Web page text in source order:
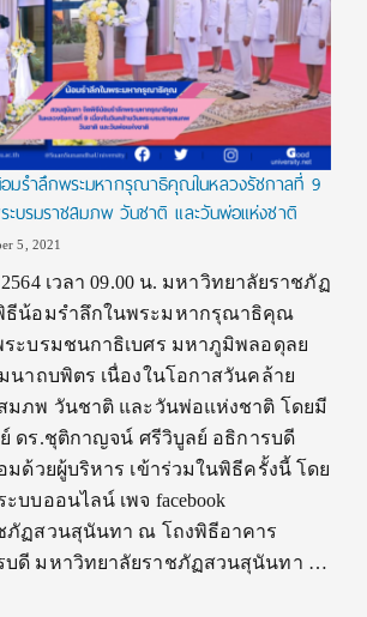
มรำลึกพระมหากรุณาธิคุณในหลวงรัชกาลที่ 9
ะบรมราชสมภพ วันชาติ และวันพ่อแห่งชาติ
5, 2021
เวลา 09.00 น. มหาวิทยาลัยราชภัฏ
ธีน้อมรำลึกในพระมหากรุณาธิคุณ
ระบรมชนกาธิเบศร มหาภูมิพลอดุลย
นาถบพิตร เนื่องในโอกาสวันคล้าย
มภพ วันชาติ และวันพ่อแห่งชาติ โดยมี
ดร.ชุติกาญจน์ ศรีวิบูลย์ อธิการบดี
มด้วยผู้บริหาร เข้าร่วมในพิธีครั้งนี้ โดย
บบออนไลน์ เพจ facebook
ภัฏสวนสุนันทา ณ โถงพิธีอาคาร
บดี มหาวิทยาลัยราชภัฏสวนสุนันทา …